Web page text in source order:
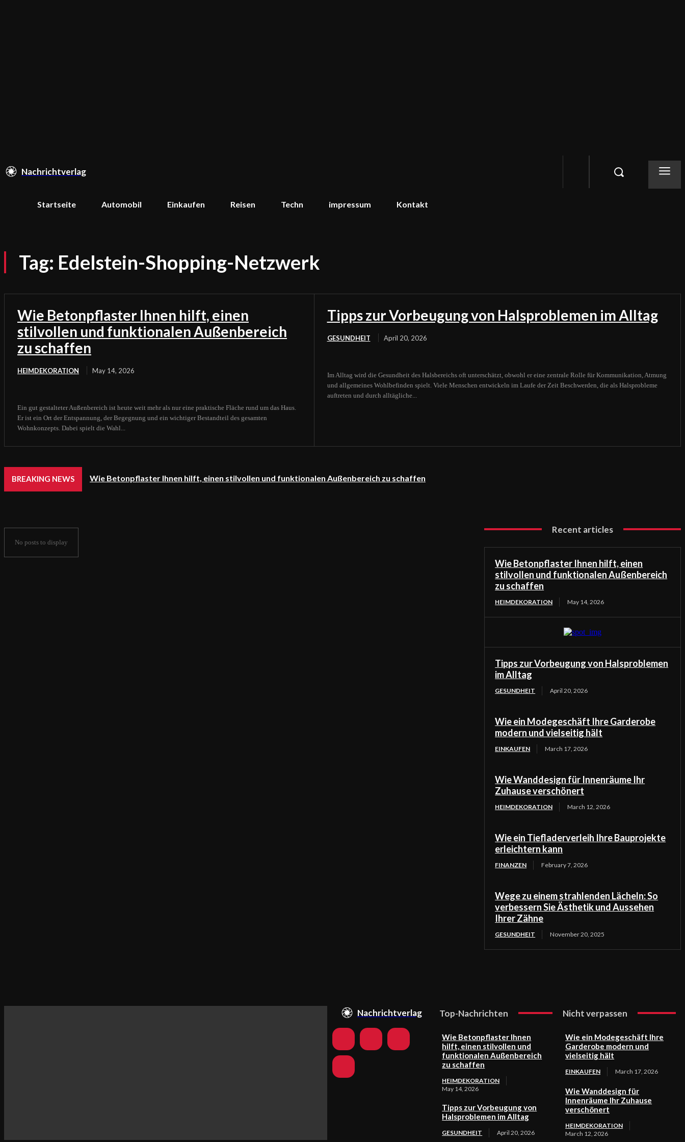
Nachrichtverlag
Startseite Automobil Einkaufen Reisen Techn impressum Kontakt
Tag: Edelstein-Shopping-Netzwerk
Wie Betonpflaster Ihnen hilft, einen
stilvollen und funktionalen Außenbereich
zu schaffen
HEIMDEKORATION May 14, 2026
Ein gut gestalteter Außenbereich ist heute weit mehr als nur eine praktische Fläche rund um das Haus.
Er ist ein Ort der Entspannung, der Begegnung und ein wichtiger Bestandteil des gesamten
Wohnkonzepts. Dabei spielt die Wahl...
Tipps zur Vorbeugung von Halsproblemen im Alltag
GESUNDHEIT April 20, 2026
Im Alltag wird die Gesundheit des Halsbereichs oft unterschätzt, obwohl er eine zentrale Rolle für Kommunikation, Atmung
und allgemeines Wohlbefinden spielt. Viele Menschen entwickeln im Laufe der Zeit Beschwerden, die als Halsprobleme
auftreten und durch alltägliche...
BREAKING NEWS Wie Betonpflaster Ihnen hilft, einen stilvollen und funktionalen Außenbereich zu schaffen
No posts to display
Recent articles
Wie Betonpflaster Ihnen hilft, einen
stilvollen und funktionalen Außenbereich
zu schaffen
HEIMDEKORATION May 14, 2026
Tipps zur Vorbeugung von Halsproblemen
im Alltag
GESUNDHEIT April 20, 2026
Wie ein Modegeschäft Ihre Garderobe
modern und vielseitig hält
EINKAUFEN March 17, 2026
Wie Wanddesign für Innenräume Ihr
Zuhause verschönert
HEIMDEKORATION March 12, 2026
Wie ein Tiefladerverleih Ihre Bauprojekte
erleichtern kann
FINANZEN February 7, 2026
Wege zu einem strahlenden Lächeln: So
verbessern Sie Ästhetik und Aussehen
Ihrer Zähne
GESUNDHEIT November 20, 2025
Nachrichtverlag Top-Nachrichten
Wie Betonpflaster Ihnen
hilft, einen stilvollen und
funktionalen Außenbereich
zu schaffen
HEIMDEKORATION
May 14, 2026
Tipps zur Vorbeugung von
Halsproblemen im Alltag
GESUNDHEIT April 20, 2026
Nicht verpassen
Wie ein Modegeschäft Ihre
Garderobe modern und
vielseitig hält
EINKAUFEN March 17, 2026
Wie Wanddesign für
Innenräume Ihr Zuhause
verschönert
HEIMDEKORATION
March 12, 2026